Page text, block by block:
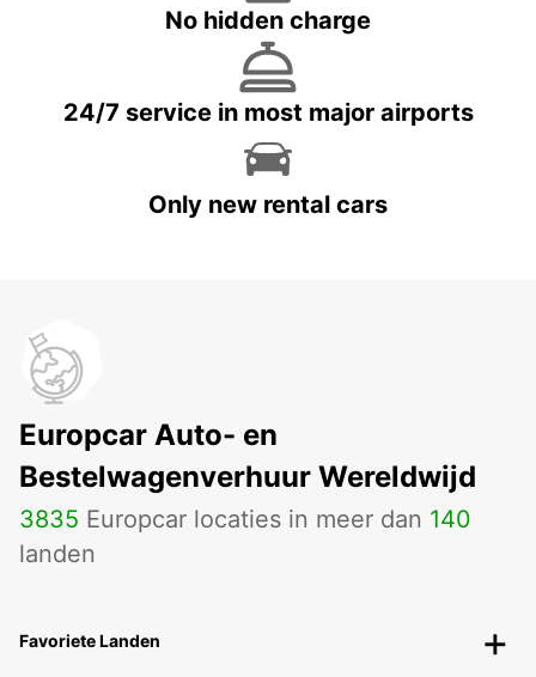
No hidden charge
24/7 service in most major airports
Only new rental cars
Europcar Auto- en
Bestelwagenverhuur Wereldwijd
3835 Europcar locaties in meer dan 140
landen
Favoriete Landen